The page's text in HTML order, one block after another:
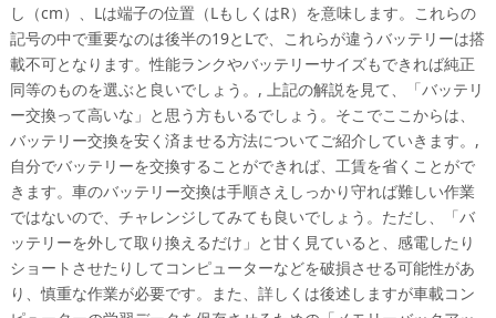
し（cm）、Lは端子の位置（LもしくはR）を意味します。これらの
記号の中で重要なのは後半の19とLで、これらが違うバッテリーは搭
載不可となります。性能ランクやバッテリーサイズもできれば純正
同等のものを選ぶと良いでしょう。, 上記の解説を見て、「バッテリ
ー交換って高いな」と思う方もいるでしょう。そこでここからは、
バッテリー交換を安く済ませる方法についてご紹介していきます。,
自分でバッテリーを交換することができれば、工賃を省くことがで
きます。車のバッテリー交換は手順さえしっかり守れば難しい作業
ではないので、チャレンジしてみても良いでしょう。ただし、「バ
ッテリーを外して取り換えるだけ」と甘く見ていると、感電したり
ショートさせたりしてコンピューターなどを破損させる可能性があ
り、慎重な作業が必要です。また、詳しくは後述しますが車載コン